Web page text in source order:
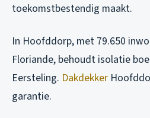
toekomstbestendig maakt.
In Hoofddorp, met 79.650
Floriande, behoudt isolatie
Eersteling. Dakdekker
garantie.